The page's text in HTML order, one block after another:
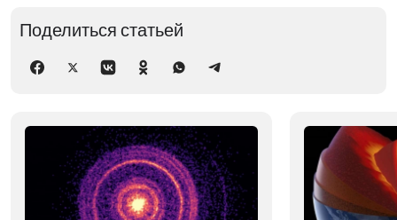
Поделиться статьей